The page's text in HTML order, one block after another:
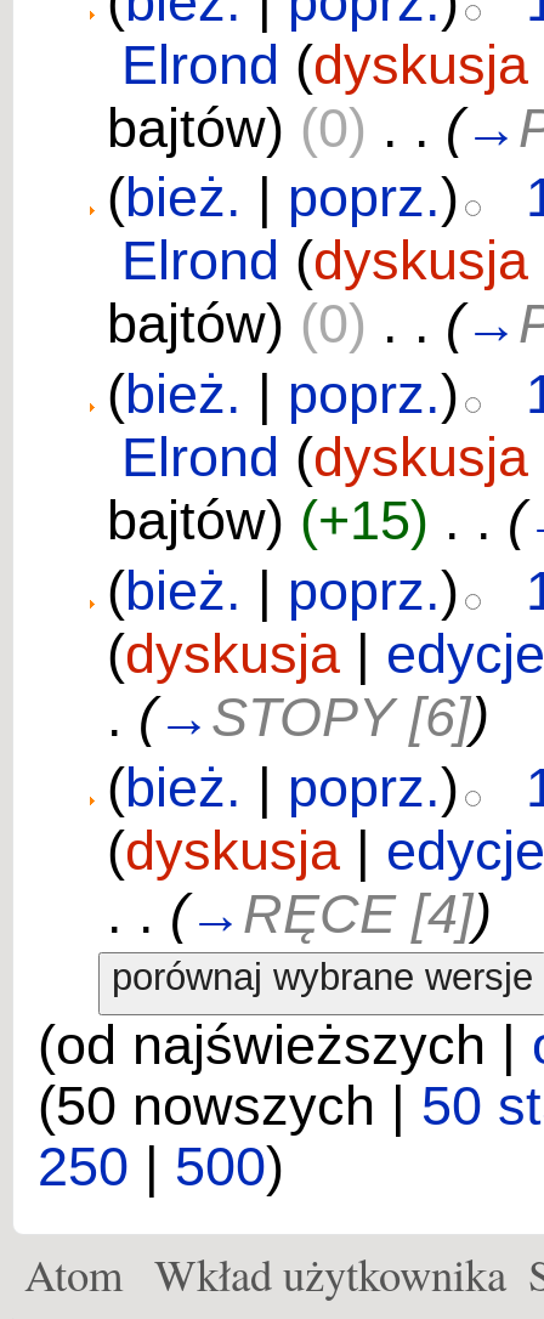
Elrond (dyskusja
bajtów) (0) . . (→
(bież. | poprz.)
Elrond (dyskusja
bajtów) (0) . . (→
(bież. | poprz.)
Elrond (dyskusja
bajtów) (+15) . . (
(bież. | poprz.)
(dyskusja |
. (→STOPY [6])
(bież. | poprz.)
(dyskusja |
. . (→RĘCE [4])
(od najświeższych |
(50 nowszych | 50
250 | 500)
Atom Wkład użytkownika